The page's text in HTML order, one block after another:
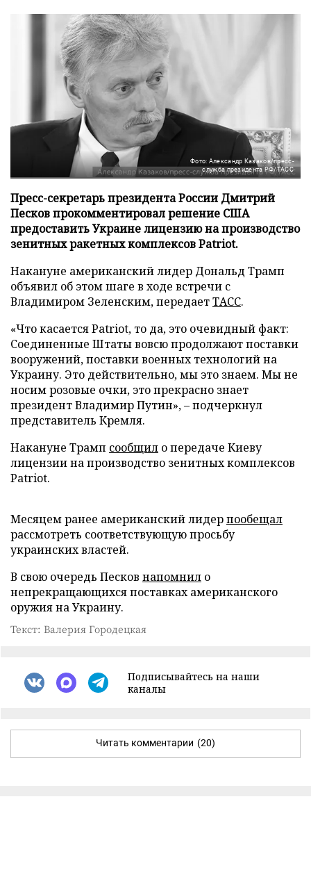
Фото: Александр Казаков/пресс-
служба президента РФ/ТАСС
Пресс-секретарь президента России Дмитрий
Песков прокомментировал решение США
предоставить Украине лицензию на производство
зенитных ракетных комплексов Patriot.
Накануне американский лидер Дональд Трамп
объявил об этом шаге в ходе встречи с
Владимиром Зеленским, передаетТАСС.
«Что касается Patriot, то да, это очевидный факт:
Соединенные Штаты вовсю продолжают поставки
вооружений, поставки военных технологий на
Украину. Это действительно, мы это знаем. Мы не
носим розовые очки, это прекрасно знает
президент Владимир Путин», – подчеркнул
представитель Кремля.
Накануне Трамп сообщил о передаче Киеву
лицензии на производство зенитных комплексов
Patriot.
Месяцем ранее американский лидерпообещал
рассмотреть соответствующую просьбу
украинских властей.
В свою очередь Песков напомнил о
непрекращающихся поставках американского
оружия на Украину.
Текст: Валерия Городецкая
Подписывайтесь на наши
каналы
Читать комментарии (20)